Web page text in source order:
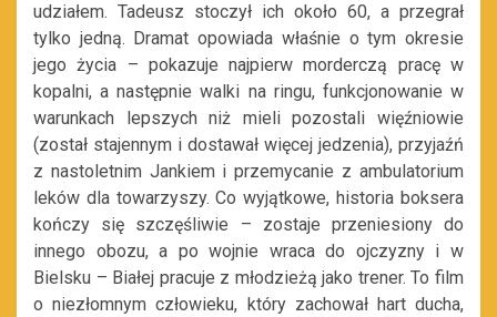
udziałem. Tadeusz stoczył ich około 60, a przegrał
tylko jedną. Dramat opowiada właśnie o tym okresie
jego życia – pokazuje najpierw morderczą pracę w
kopalni, a następnie walki na ringu, funkcjonowanie w
warunkach lepszych niż mieli pozostali więźniowie
(został stajennym i dostawał więcej jedzenia), przyjaźń
z nastoletnim Jankiem i przemycanie z ambulatorium
leków dla towarzyszy. Co wyjątkowe, historia boksera
kończy się szczęśliwie – zostaje przeniesiony do
innego obozu, a po wojnie wraca do ojczyzny i w
Bielsku – Białej pracuje z młodzieżą jako trener. To film
o niezłomnym człowieku, który zachował hart ducha,